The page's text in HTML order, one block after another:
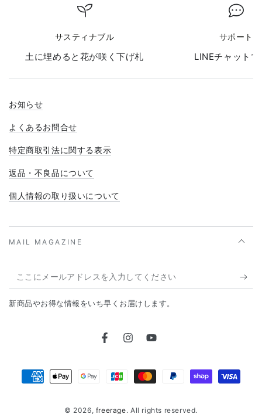
サスティナブル
土に埋めると花が咲く下げ札
サポート
LINEチャット
お知らせ
よくあるお問合せ
特定商取引法に関する表示
返品・不良品について
個人情報の取り扱いについて
MAIL MAGAZINE
こ
こ
に
新商品やお得な情報をいち早くお届けします。
FacebookInstagramYouTube
© 2026, freerage. All rights reserved.